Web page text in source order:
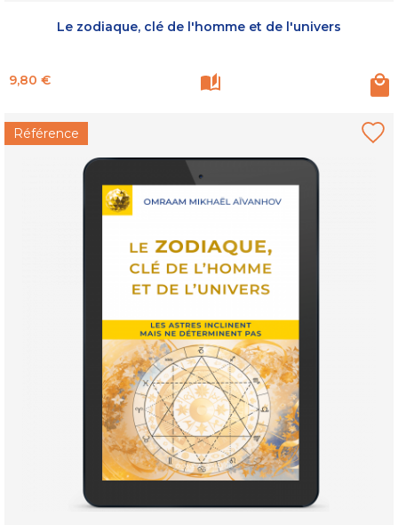
Le zodiaque, clé de l'homme et de l'univers
Prix
9,80 €
Référence